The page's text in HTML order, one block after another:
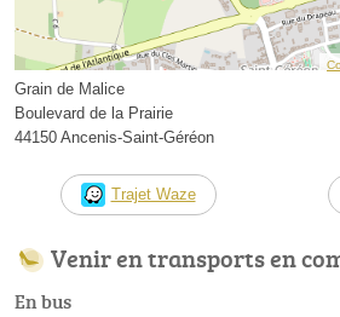
Grain de Malice
Boulevard de la Prairie
44150 Ancenis-Saint-Géréon
Trajet Waze
Venir en transports en
En bus